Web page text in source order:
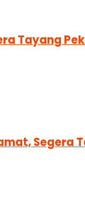
Tayang
Segera